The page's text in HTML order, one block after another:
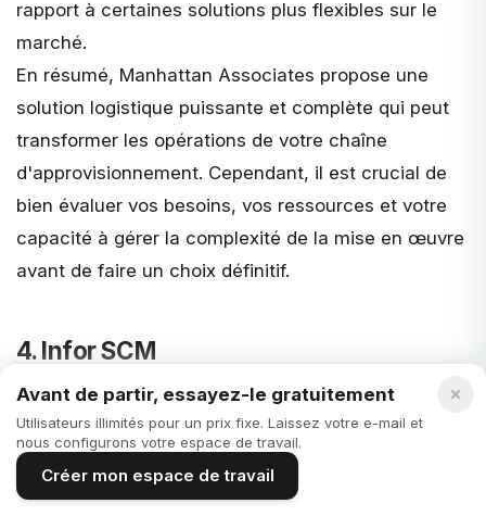
rapport à certaines solutions plus flexibles sur le
marché.
En résumé, Manhattan Associates propose une
solution logistique puissante et complète qui peut
transformer les opérations de votre chaîne
d'approvisionnement. Cependant, il est crucial de
bien évaluer vos besoins, vos ressources et votre
capacité à gérer la complexité de la mise en œuvre
avant de faire un choix définitif.
4. Infor SCM
Infor SCMest une solution de gestion de la chaîne
d'approvisionnement développée par Infor, un
leader mondial des logiciels d'entreprise. Infor SCM
est conçu pour offrir une gestion complète et
Avant de partir, essayez-le gratuitement
Utilisateurs illimités pour un prix fixe. Laissez votre e-mail et
nous configurons votre espace de travail.
Créer mon espace de travail